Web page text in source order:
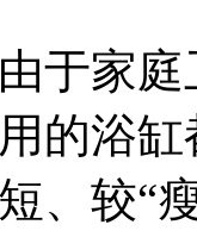
家庭
浴缸
、较“